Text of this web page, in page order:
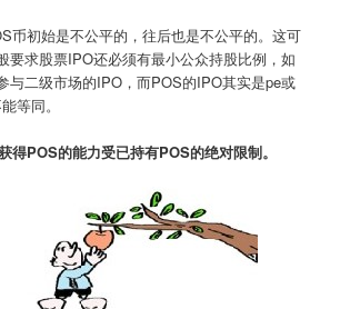
币初始是不公平的，往后也是不公平的。这可
要求股票IPO还必须有最小公众持股比例，如
与二级市场的IPO，而POS的IPO其实是pe或
等同。
得POS的能力受已持有POS的绝对限制。